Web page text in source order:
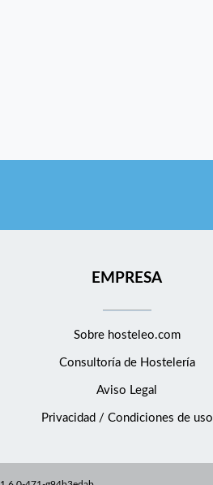
EMPRESA
Sobre hosteleo.com
Consultoría de Hostelería
Aviso Legal
Privacidad / Condiciones de uso